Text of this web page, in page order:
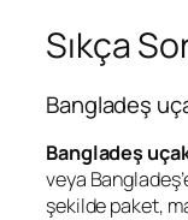
Sıkça
Bangladeş
Bangladeş
veya
şekilde paket,